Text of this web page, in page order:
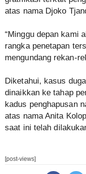
atas nama Djoko
“Minggu depan kami
rangka penetapan
mengundang rekan-
Diketahui, kasus
dinaikkan ke tahap
kadus penghapusan
atas nama Anita
saat ini telah
[post-views]